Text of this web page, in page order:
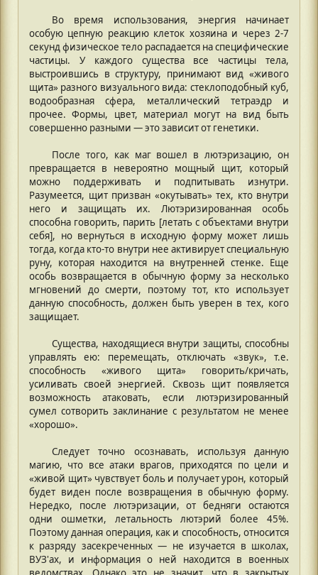
Во время использования, энергия начинает
особую цепную реакцию клеток хозяина и через 2-7
секунд физическое тело распадается на специфические
частицы. У каждого существа все частицы тела,
выстроившись в структуру, принимают вид «живого
щита» разного визуального вида: стеклоподобный куб,
водообразная сфера, металлический тетраэдр и
прочее. Формы, цвет, материал могут на вид быть
совершенно разными — это зависит от генетики.
После того, как маг вошел в лютэризацию, он
превращается в невероятно мощный щит, который
можно поддерживать и подпитывать изнутри.
Разумеется, щит призван «окутывать» тех, кто внутри
него и защищать их. Лютэризированная особь
способна говорить, парить [летать с объектами внутри
себя], но вернуться в исходную форму может лишь
тогда, когда кто-то внутри нее активирует специальную
руну, которая находится на внутренней стенке. Еще
особь возвращается в обычную форму за несколько
мгновений до смерти, поэтому тот, кто использует
данную способность, должен быть уверен в тех, кого
защищает.
Существа, находящиеся внутри защиты, способны
управлять ею: перемещать, отключать «звук», т.е.
способность «живого щита» говорить/кричать,
усиливать своей энергией. Сквозь щит появляется
возможность атаковать, если лютэризированный
сумел сотворить заклинание с результатом не менее
«хорошо».
Следует точно осознавать, используя данную
магию, что все атаки врагов, приходятся по цели и
«живой щит» чувствует боль и получает урон, который
будет виден после возвращения в обычную форму.
Нередко, после лютэризации, от бедняги остаются
одни ошметки, летальность лютэрий более 45%.
Поэтому данная операция, как и способность, относится
к разряду засекреченных — не изучается в школах,
ВУЗ'ах, и информация о ней находится в военных